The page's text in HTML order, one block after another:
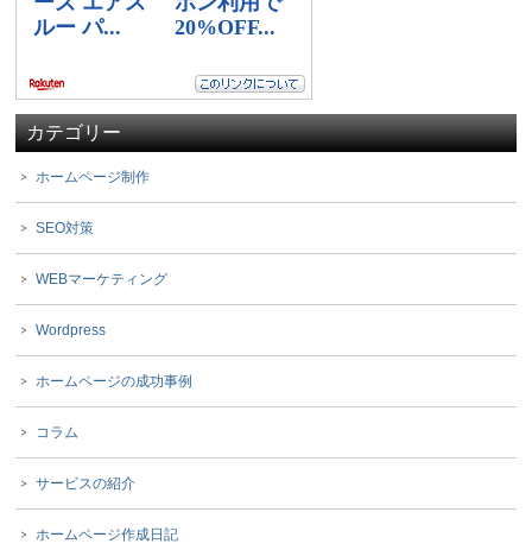
カテゴリー
ホームページ制作
SEO対策
WEBマーケティング
Wordpress
ホームページの成功事例
コラム
サービスの紹介
ホームページ作成日記